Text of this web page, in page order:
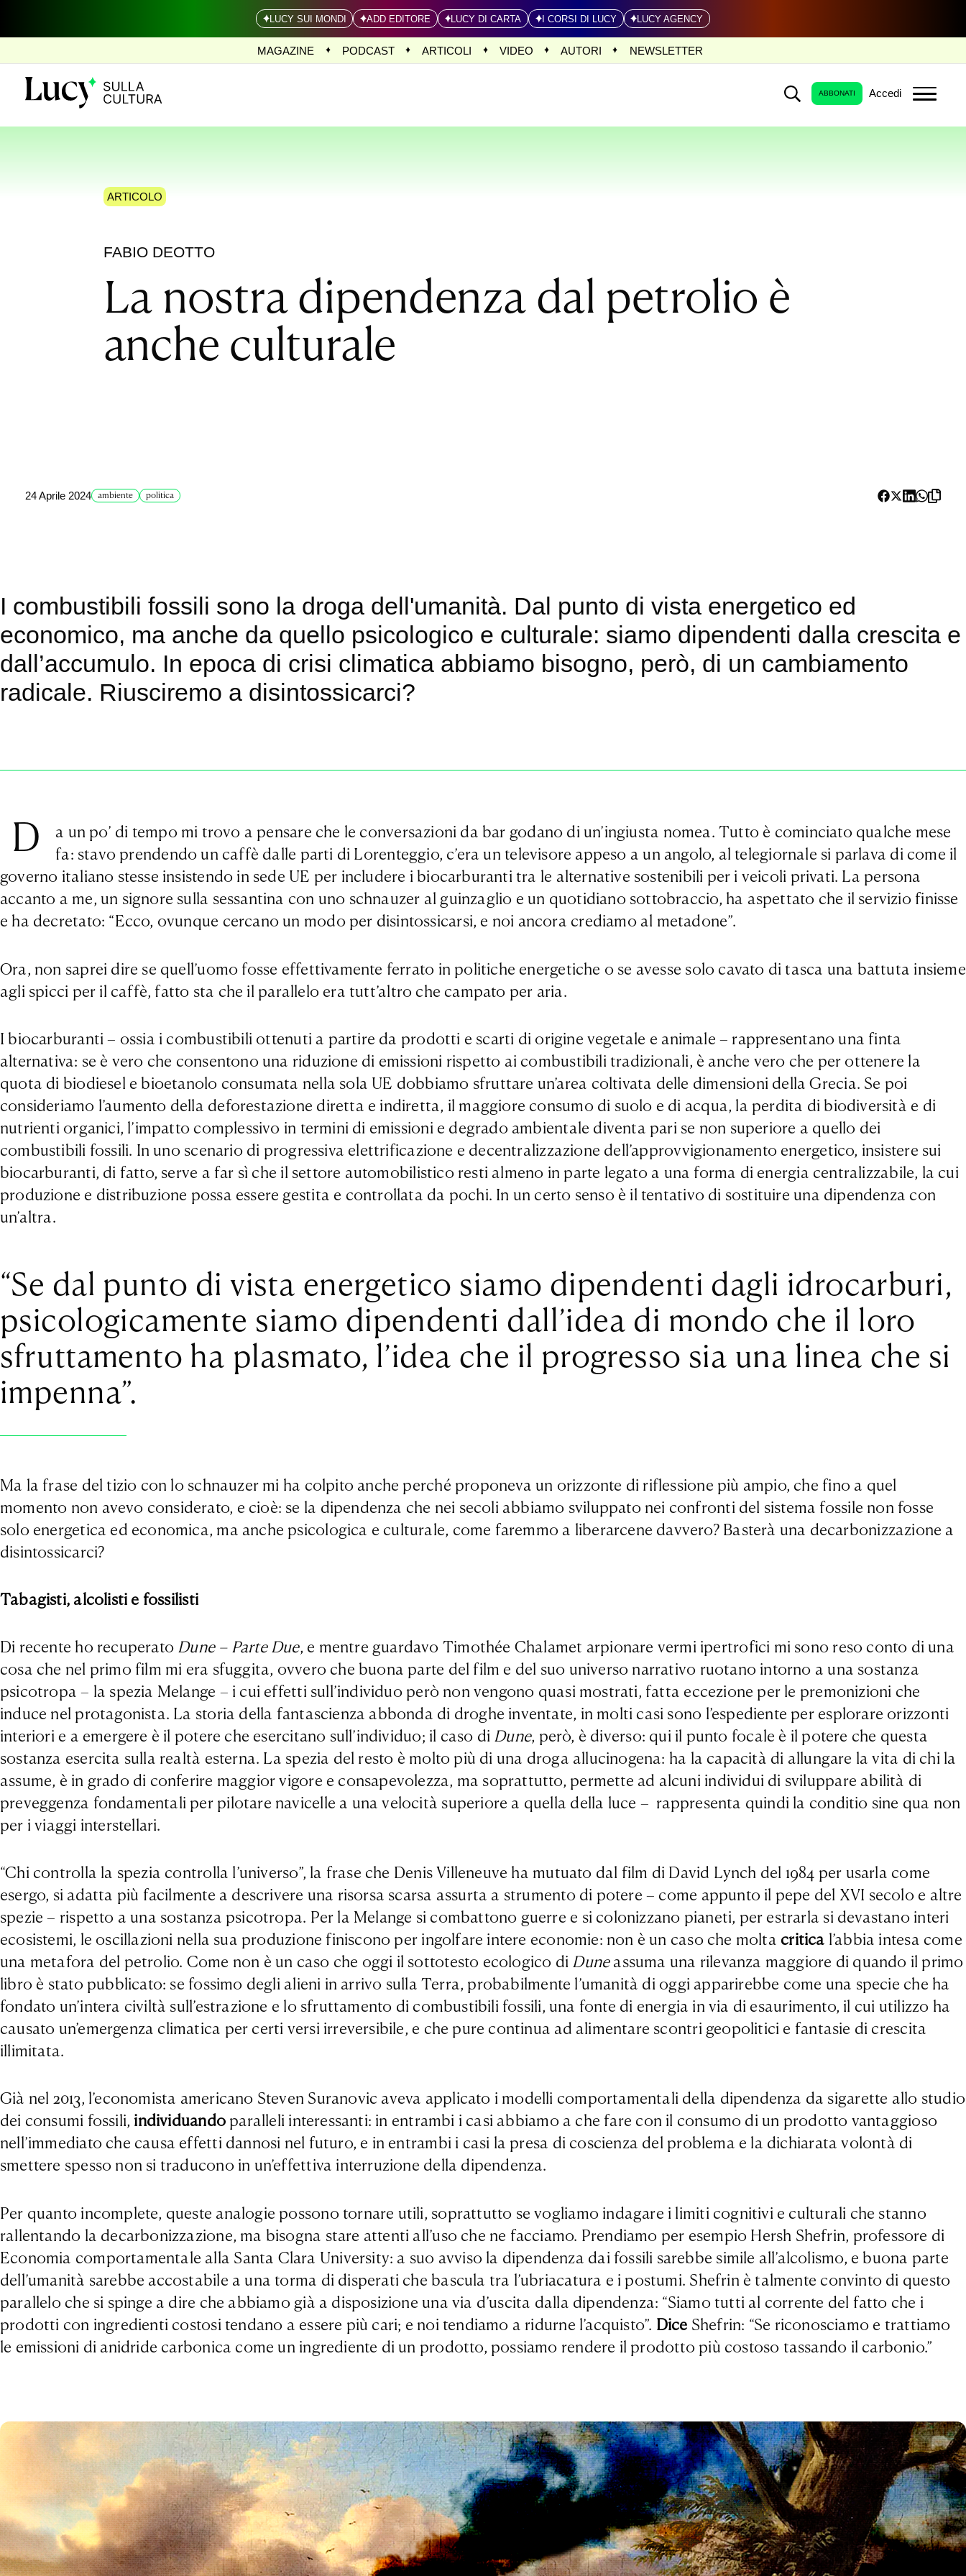
LUCY SUI MONDI ADD EDITORE LUCY DI CARTA I CORSI DI LUCY LUCY AGENCY
MAGAZINE PODCAST ARTICOLI VIDEO AUTORI NEWSLETTER
ABBONATI Accedi
ARTICOLO
FABIO DEOTTO
La nostra dipendenza dal petrolio è
anche culturale
24 Aprile 2024 ambiente politica
I combustibili fossili sono la droga dell'umanità. Dal punto di vista energetico ed
economico, ma anche da quello psicologico e culturale: siamo dipendenti dalla crescita e
dall’accumulo. In epoca di crisi climatica abbiamo bisogno, però, di un cambiamento
radicale. Riusciremo a disintossicarci?
D
a un po’ di tempo mi trovo a pensare che le conversazioni da bar godano di un’ingiusta nomea. Tutto è cominciato qualche mese
fa: stavo prendendo un caffè dalle parti di Lorenteggio, c’era un televisore appeso a un angolo, al telegiornale si parlava di come il
governo italiano stesse insistendo in sede UE per includere i biocarburanti tra le alternative sostenibili per i veicoli privati. La persona
accanto a me, un signore sulla sessantina con uno schnauzer al guinzaglio e un quotidiano sottobraccio, ha aspettato che il servizio finisse
e ha decretato: “Ecco, ovunque cercano un modo per disintossicarsi, e noi ancora crediamo al metadone”.
Ora, non saprei dire se quell’uomo fosse effettivamente ferrato in politiche energetiche o se avesse solo cavato di tasca una battuta insieme
agli spicci per il caffè, fatto sta che il parallelo era tutt’altro che campato per aria.
I biocarburanti – ossia i combustibili ottenuti a partire da prodotti e scarti di origine vegetale e animale – rappresentano una finta
alternativa: se è vero che consentono una riduzione di emissioni rispetto ai combustibili tradizionali, è anche vero che per ottenere la
quota di biodiesel e bioetanolo consumata nella sola UE dobbiamo sfruttare un’area coltivata delle dimensioni della Grecia. Se poi
consideriamo l’aumento della deforestazione diretta e indiretta, il maggiore consumo di suolo e di acqua, la perdita di biodiversità e di
nutrienti organici, l’impatto complessivo in termini di emissioni e degrado ambientale diventa pari se non superiore a quello dei
combustibili fossili. In uno scenario di progressiva elettrificazione e decentralizzazione dell’approvvigionamento energetico, insistere sui
biocarburanti, di fatto, serve a far sì che il settore automobilistico resti almeno in parte legato a una forma di energia centralizzabile, la cui
produzione e distribuzione possa essere gestita e controllata da pochi. In un certo senso è il tentativo di sostituire una dipendenza con
un’altra.
“Se dal punto di vista energetico siamo dipendenti dagli idrocarburi,
psicologicamente siamo dipendenti dall’idea di mondo che il loro
sfruttamento ha plasmato, l’idea che il progresso sia una linea che si
impenna”.
Ma la frase del tizio con lo schnauzer mi ha colpito anche perché proponeva un orizzonte di riflessione più ampio, che fino a quel
momento non avevo considerato, e cioè: se la dipendenza che nei secoli abbiamo sviluppato nei confronti del sistema fossile non fosse
solo energetica ed economica, ma anche psicologica e culturale, come faremmo a liberarcene davvero? Basterà una decarbonizzazione a
disintossicarci?
Tabagisti, alcolisti e fossilisti
Di recente ho recuperato Dune – Parte Due, e mentre guardavo Timothée Chalamet arpionare vermi ipertrofici mi sono reso conto di una
cosa che nel primo film mi era sfuggita, ovvero che buona parte del film e del suo universo narrativo ruotano intorno a una sostanza
psicotropa – la spezia Melange – i cui effetti sull’individuo però non vengono quasi mostrati, fatta eccezione per le premonizioni che
induce nel protagonista. La storia della fantascienza abbonda di droghe inventate, in molti casi sono l’espediente per esplorare orizzonti
interiori e a emergere è il potere che esercitano sull’individuo; il caso di Dune, però, è diverso: qui il punto focale è il potere che questa
sostanza esercita sulla realtà esterna. La spezia del resto è molto più di una droga allucinogena: ha la capacità di allungare la vita di chi la
assume, è in grado di conferire maggior vigore e consapevolezza, ma soprattutto, permette ad alcuni individui di sviluppare abilità di
preveggenza fondamentali per pilotare navicelle a una velocità superiore a quella della luce – rappresenta quindi la conditio sine qua non
per i viaggi interstellari.
“Chi controlla la spezia controlla l’universo”, la frase che Denis Villeneuve ha mutuato dal film di David Lynch del 1984 per usarla come
esergo, si adatta più facilmente a descrivere una risorsa scarsa assurta a strumento di potere – come appunto il pepe del XVI secolo e altre
spezie – rispetto a una sostanza psicotropa. Per la Melange si combattono guerre e si colonizzano pianeti, per estrarla si devastano interi
ecosistemi, le oscillazioni nella sua produzione finiscono per ingolfare intere economie: non è un caso che moltacritica l’abbia intesa come
una metafora del petrolio. Come non è un caso che oggi il sottotesto ecologico di Duneassuma una rilevanza maggiore di quando il primo
libro è stato pubblicato: se fossimo degli alieni in arrivo sulla Terra, probabilmente l’umanità di oggi apparirebbe come una specie che ha
fondato un’intera civiltà sull’estrazione e lo sfruttamento di combustibili fossili, una fonte di energia in via di esaurimento, il cui utilizzo ha
causato un’emergenza climatica per certi versi irreversibile, e che pure continua ad alimentare scontri geopolitici e fantasie di crescita
illimitata.
Già nel 2013, l’economista americano Steven Suranovic aveva applicato i modelli comportamentali della dipendenza da sigarette allo studio
dei consumi fossili, individuandoparalleli interessanti: in entrambi i casi abbiamo a che fare con il consumo di un prodotto vantaggioso
nell’immediato che causa effetti dannosi nel futuro, e in entrambi i casi la presa di coscienza del problema e la dichiarata volontà di
smettere spesso non si traducono in un’effettiva interruzione della dipendenza.
Per quanto incomplete, queste analogie possono tornare utili, soprattutto se vogliamo indagare i limiti cognitivi e culturali che stanno
rallentando la decarbonizzazione, ma bisogna stare attenti all’uso che ne facciamo. Prendiamo per esempio Hersh Shefrin, professore di
Economia comportamentale alla Santa Clara University: a suo avviso la dipendenza dai fossili sarebbe simile all’alcolismo, e buona parte
dell’umanità sarebbe accostabile a una torma di disperati che bascula tra l’ubriacatura e i postumi. Shefrin è talmente convinto di questo
parallelo che si spinge a dire che abbiamo già a disposizione una via d’uscita dalla dipendenza: “Siamo tutti al corrente del fatto che i
prodotti con ingredienti costosi tendano a essere più cari; e noi tendiamo a ridurne l’acquisto”. Dice Shefrin: “Se riconosciamo e trattiamo
le emissioni di anidride carbonica come un ingrediente di un prodotto, possiamo rendere il prodotto più costoso tassando il carbonio.”